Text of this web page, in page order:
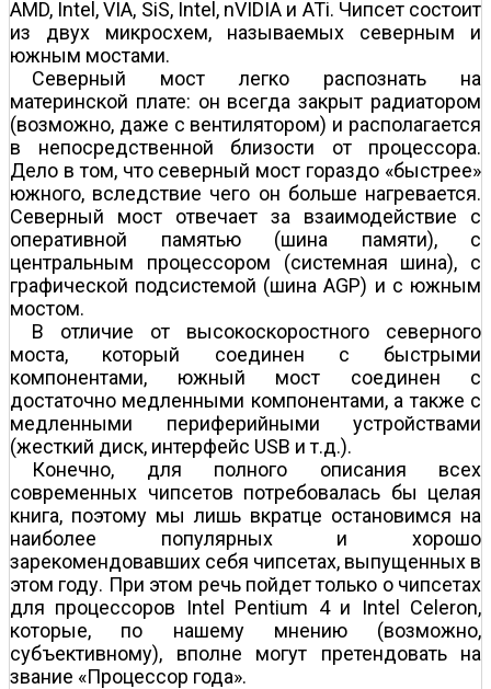
AMD, Intel, VIA, SiS, Intel, nVIDIA и ATi. Чипсет состоит
из двух микросхем, называемых северным и
южным мостами.
Северный мост легко распознать на
материнской плате: он всегда закрыт радиатором
(возможно, даже с вентилятором) и располагается
в непосредственной близости от процессора.
Дело в том, что северный мост гораздо «быстрее»
южного, вследствие чего он больше нагревается.
Северный мост отвечает за взаимодействие с
оперативной памятью (шина памяти), с
центральным процессором (системная шина), с
графической подсистемой (шина AGP) и с южным
мостом.
В отличие от высокоскоростного северного
моста, который соединен с быстрыми
компонентами, южный мост соединен с
достаточно медленными компонентами, а также с
медленными периферийными устройствами
(жесткий диск, интерфейс USB и т.д.).
Конечно, для полного описания всех
современных чипсетов потребовалась бы целая
книга, поэтому мы лишь вкратце остановимся на
наиболее популярных и хорошо
зарекомендовавших себя чипсетах, выпущенных в
этом году. При этом речь пойдет только о чипсетах
для процессоров Intel Pentium 4 и Intel Celeron,
которые, по нашему мнению (возможно,
субъективному), вполне могут претендовать на
звание «Процессор года».